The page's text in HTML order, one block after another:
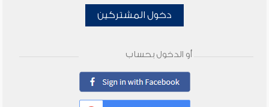
دخول المشتركين
أو الدخول بحساب